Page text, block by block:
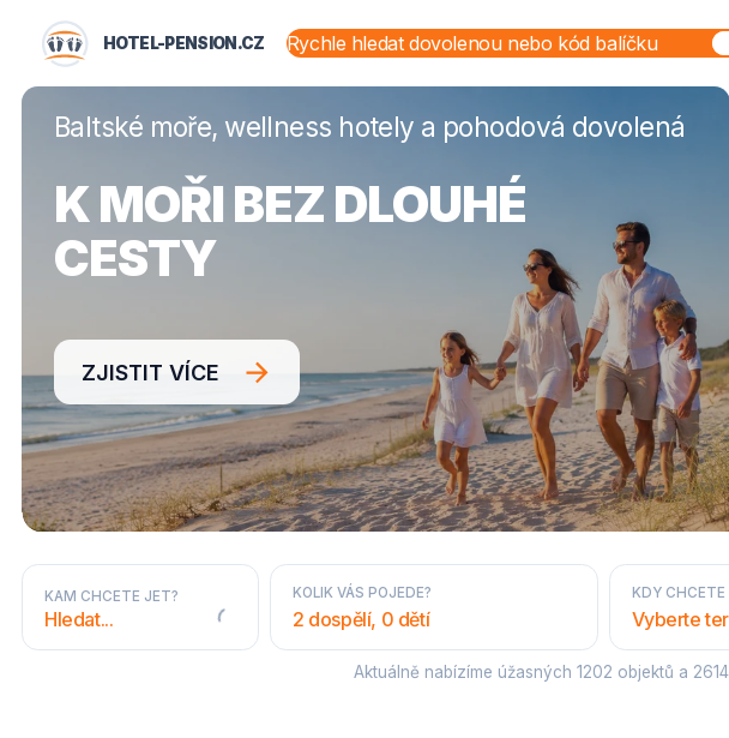
HOTEL-PENSION.CZ
HOTEL-PENSION.CZ
Baltské moře, wellness hotely a pohodová dovolená
K MOŘI BEZ DLOUHÉ
CESTY
ZJISTIT VÍCE
KAM CHCETE JET? KOLIK VÁS POJEDE?
2 dospělí, 0 dětí
KDY CHCETE
Vyberte
Aktuálně nabízíme úžasných 1202 objektů a